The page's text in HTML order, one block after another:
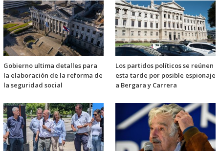
Gobierno ultima detalles para
la elaboración de la reforma de
la seguridad social
Los partidos políticos se reúnen
esta tarde por posible espionaje
a Bergara y Carrera